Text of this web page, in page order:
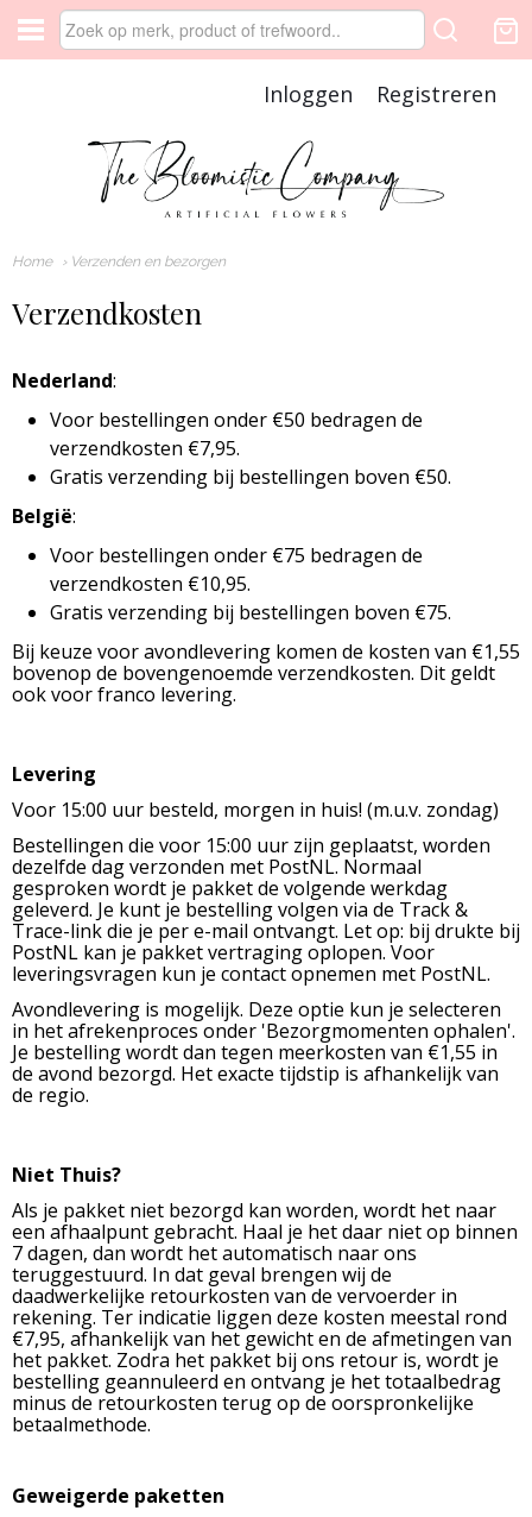
Inloggen Registreren
Home › Verzenden en bezorgen
Verzendkosten
Nederland:
Voor bestellingen onder €50 bedragen de
verzendkosten €7,95.
Gratis verzending bij bestellingen boven €50.
België:
Voor bestellingen onder €75 bedragen de
verzendkosten €10,95.
Gratis verzending bij bestellingen boven €75.
Bij keuze voor avondlevering komen de kosten van €1,55
bovenop de bovengenoemde verzendkosten. Dit geldt
ook voor franco levering.
Levering
Voor 15:00 uur besteld, morgen in huis! (m.u.v. zondag)
Bestellingen die voor 15:00 uur zijn geplaatst, worden
dezelfde dag verzonden met PostNL. Normaal
gesproken wordt je pakket de volgende werkdag
geleverd. Je kunt je bestelling volgen via de Track &
Trace-link die je per e-mail ontvangt. Let op: bij drukte bij
PostNL kan je pakket vertraging oplopen. Voor
leveringsvragen kun je contact opnemen met PostNL.
Avondlevering is mogelijk. Deze optie kun je selecteren
in het afrekenproces onder 'Bezorgmomenten ophalen'.
Je bestelling wordt dan tegen meerkosten van €1,55 in
de avond bezorgd. Het exacte tijdstip is afhankelijk van
de regio.
Niet Thuis?
Als je pakket niet bezorgd kan worden, wordt het naar
een afhaalpunt gebracht. Haal je het daar niet op binnen
7 dagen, dan wordt het automatisch naar ons
teruggestuurd. In dat geval brengen wij de
daadwerkelijke retourkosten van de vervoerder in
rekening. Ter indicatie liggen deze kosten meestal rond
€7,95, afhankelijk van het gewicht en de afmetingen van
het pakket. Zodra het pakket bij ons retour is, wordt je
bestelling geannuleerd en ontvang je het totaalbedrag
minus de retourkosten terug op de oorspronkelijke
betaalmethode.
Geweigerde paketten